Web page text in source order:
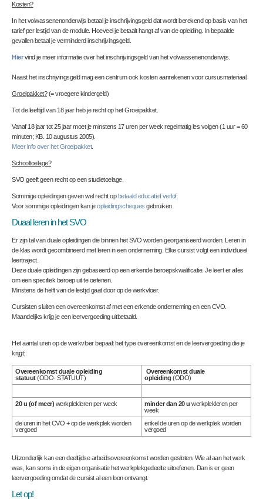
Kosten?
In het volwassenenonderwijs betaal je inschrijvingsgeld dat wordt berekend op basis van het
tarief per lestijd van de module. Hoeveel je betaalt hangt af van de opleiding. In bepaalde
gevallen betaal je verminderd inschrijvingsgeld.
Hiervind je meer informatie over het inschrijvingsgeld van het volwassenenonderwijs.
Naast het inschrijvingsgeld mag een centrum ook kosten aanrekenen voor cursusmateriaal.
Groeipakket?(= vroegere kindergeld)
Tot de leeftijd van 18 jaar heb je recht op het Groeipakket.
Vanaf 18 jaar tot 25 jaar moet je minstens 17 uren per week regelmatig les volgen (1 uur = 60
minuten; KB. 10 augustus 2005).
Meer info over het Groeipakket.
Schooltoelage?
SVO geeft geen recht op een studietoelage.
Sommige opleidingen geven wel recht opbetaald educatief verlof.
Voor sommige opleidingen kan jeopleidingscheques gebruiken.
Duaal leren in het SVO
Er zijn tal van duale opleidingen die binnen het SVO worden georganiseerd worden. Leren in
de klas wordt gecombineerd met leren in een onderneming. Elke cursist volgt een individueel
leertraject.
Deze duale opleidingen zijn gebaseerd op een erkende beroepskwalificatie. Je leert er alles
om een specifiek beroep uit te oefenen.
Minstens de helft van de lestijd gaat door op de werkvloer.
Cursisten sluiten een overeenkomst af met een erkende onderneming en een CVO.
Maandelijks krijg je een leervergoeding uitbetaald.
Het aantal uren op de werkvloer bepaalt het type overeenkomst en de leervergoeding die je
krijgt:
Overeenkomst duale opleiding
statuut(ODO- STATUUT)
Overeenkomst duale
opleiding (ODO)
20 u (of meer) werkplekleren per week minder dan 20 u werkplekleren per
week
de uren in het CVO + op de werkplek worden
vergoed
enkel de uren op de werkplek worden
vergoed
Uitzonderlijk kan een deeltijdse arbeidsovereenkomst worden gesloten. Wie al aan het werk
was, kan soms in de eigen organisatie het werkplekgedeelte uitoefenen. Dan is er geen
leervergoeding omdat de cursist al een loon ontvangt.
Let op!